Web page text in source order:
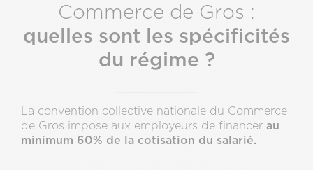
Commerce de Gros :
quelles sont les spécificités
du régime ?
La convention collective nationale du Commerce
de Gros impose aux employeurs de financer au
minimum 60% de la cotisation du salarié.